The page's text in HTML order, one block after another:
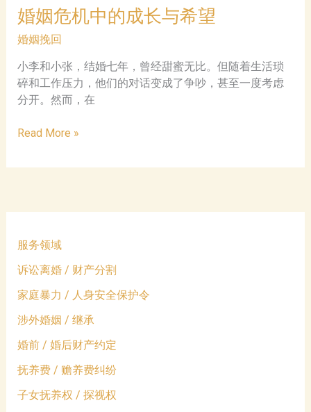
转
机？
遇
挑
自
我
成
与
系
智
慧
婚姻危机中的成长与希望
婚姻挽回
小李和小张，结婚七年，曾经甜蜜无比。但随着生活琐
碎和工作压力，他们的对话变成了争吵，甚至一度考虑
分开。然而，在
婚
危
的
长
与
望
Read More »
服务领域
诉讼离婚 / 财产分割
家庭暴力 / 人身安全保护令
涉外婚姻 / 继承
婚前 / 婚后财产约定
抚养费 / 赡养费纠纷
子女抚养权 / 探视权